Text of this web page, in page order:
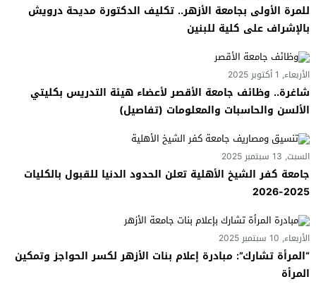
للمرة الأولى بجامعة الأزهر.. تكليف الدكتورة مديحة درويش
بالإشراف على كلية للبنين
الأربعاء, 1 أكتوبر 2025
شاغرة.. وظائف جامعة الأقصر لأعضاء هيئة التدريس بكليتي
الألسن والحاسبات والمعلومات (تفاصيل)
السبت, 13 سبتمبر 2025
جامعة كفر الشيخ الأهلية تعلن الحدود الدنيا للقبول بالكليات
2025-2026
الأربعاء, 10 سبتمبر 2025
“المرأة تشارك”: مبادرة إعلام بنات الأزهر لكسر الحواجز وتمكين
المرأة